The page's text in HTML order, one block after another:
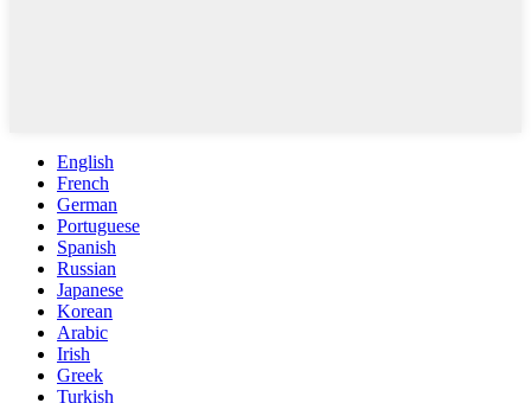
English
French
German
Portuguese
Spanish
Russian
Japanese
Korean
Arabic
Irish
Greek
Turkish